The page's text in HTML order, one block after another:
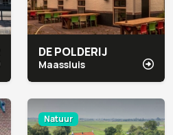
DE POLDERIJ
Maassluis
Natuur